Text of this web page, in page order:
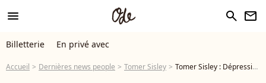
menu search newsletter
Billetterie En privé avec
Accueil Dernières news people Tomer Sisley Tomer Sisley : Dépression et abstinence après sa rupture avec Sandra... avant les retrouvailles